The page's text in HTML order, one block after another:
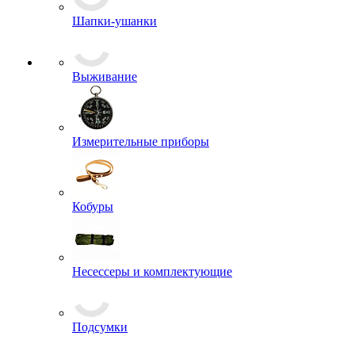
Шапки-ушанки
Выживание
Измерительные приборы
Кобуры
Несессеры и комплектующие
Подсумки